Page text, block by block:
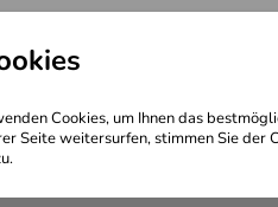
Cookies, um Ihnen das
Seite weitersurfen, stimmen Sie der
Sonderleuchten